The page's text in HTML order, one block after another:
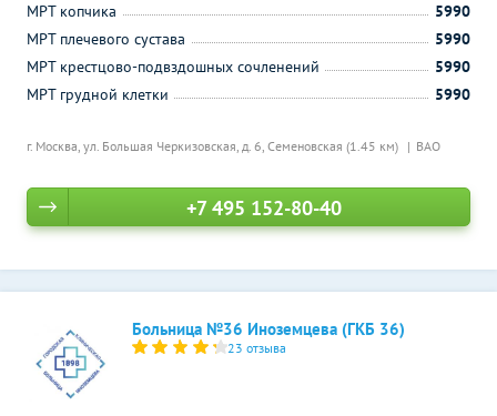
г. Москва, ул. Большая Черкизовская, д. 6, Семеновская (1.45 км) ВАО
МРТ копчика
5990
МРТ плечевого сустава
5990
МРТ крестцово-подвздошных сочленений
5990
МРТ грудной клетки
5990
+7 495 152-80-40
Больница №36 Иноземцева (ГКБ 36)
23 отзыва